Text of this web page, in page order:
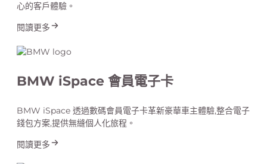
心的客戶體驗。
閱讀更多
BMW iSpace 會員電子卡
BMW iSpace 透過數碼會員電子卡革新豪華車主體驗,整合電子
錢包方案,提供無縫個人化旅程。
閱讀更多